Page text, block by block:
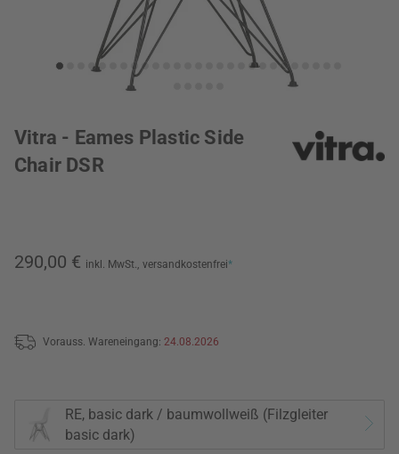
Vitra - Eames Plastic Side
Chair DSR
290,00 € inkl. MwSt., versandkostenfrei*
Vorauss. Wareneingang: 24.08.2026
RE, basic dark / baumwollweiß (Filzgleiter
basic dark)